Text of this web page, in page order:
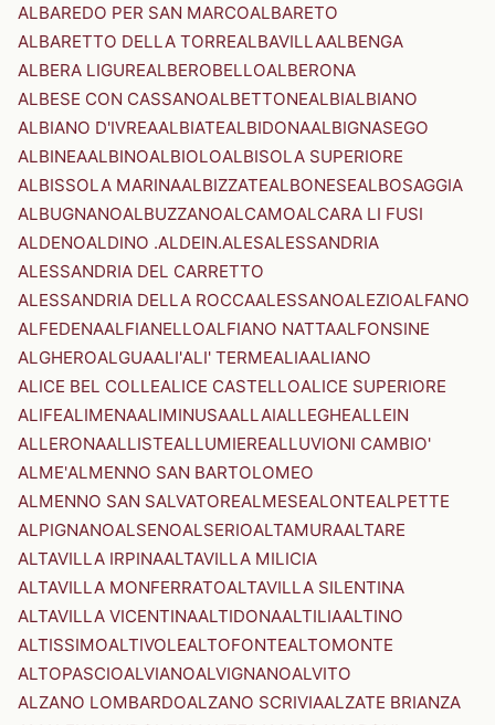
ALBAREDO PER SAN MARCOALBARETO
ALBARETTO DELLA TORREALBAVILLAALBENGA
ALBERA LIGUREALBEROBELLOALBERONA
ALBESE CON CASSANOALBETTONEALBIALBIANO
ALBIANO D'IVREAALBIATEALBIDONAALBIGNASEGO
ALBINEAALBINOALBIOLOALBISOLA SUPERIORE
ALBISSOLA MARINAALBIZZATEALBONESEALBOSAGGIA
ALBUGNANOALBUZZANOALCAMOALCARA LI FUSI
ALDENOALDINO .ALDEIN.ALESALESSANDRIA
ALESSANDRIA DEL CARRETTO
ALESSANDRIA DELLA ROCCAALESSANOALEZIOALFANO
ALFEDENAALFIANELLOALFIANO NATTAALFONSINE
ALGHEROALGUAALI'ALI' TERMEALIAALIANO
ALICE BEL COLLEALICE CASTELLOALICE SUPERIORE
ALIFEALIMENAALIMINUSAALLAIALLEGHEALLEIN
ALLERONAALLISTEALLUMIEREALLUVIONI CAMBIO'
ALME'ALMENNO SAN BARTOLOMEO
ALMENNO SAN SALVATOREALMESEALONTEALPETTE
ALPIGNANOALSENOALSERIOALTAMURAALTARE
ALTAVILLA IRPINAALTAVILLA MILICIA
ALTAVILLA MONFERRATOALTAVILLA SILENTINA
ALTAVILLA VICENTINAALTIDONAALTILIAALTINO
ALTISSIMOALTIVOLEALTOFONTEALTOMONTE
ALTOPASCIOALVIANOALVIGNANOALVITO
ALZANO LOMBARDOALZANO SCRIVIAALZATE BRIANZA